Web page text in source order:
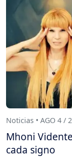
Noticias • AGO 4 /
Mhoni
cada signo